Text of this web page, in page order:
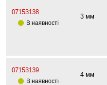
07153138
В наявності
3 мм
07153139
В наявності
4 мм